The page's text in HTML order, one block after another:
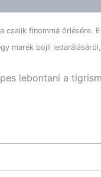
csalik finommá őrlésére.
marék bojli
lebontani a